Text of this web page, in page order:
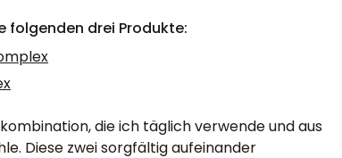
folgenden drei Produkte:
die ich täglich verwende und aus
Diese zwei sorgfältig aufeinander